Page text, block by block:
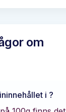
om
i ?